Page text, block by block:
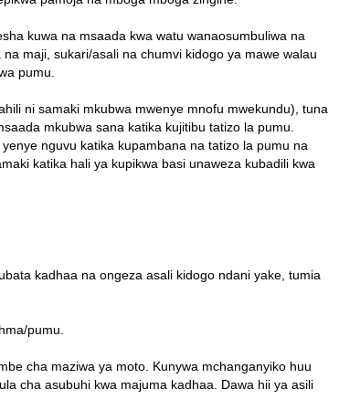
kuwa na msaada kwa watu wanaosumbuliwa na
maji, sukari/asali na chumvi kidogo ya mawe walau
pumu.
ni samaki mkubwa mwenye mnofu mwekundu), tuna
mkubwa sana katika kujitibu tatizo la pumu.
nguvu katika kupambana na tatizo la pumu na
katika hali ya kupikwa basi unaweza kubadili kwa
kadhaa na ongeza asali kidogo ndani yake, tumia
pumu.
cha maziwa ya moto. Kunywa mchanganyiko huu
cha asubuhi kwa majuma kadhaa. Dawa hii ya asili